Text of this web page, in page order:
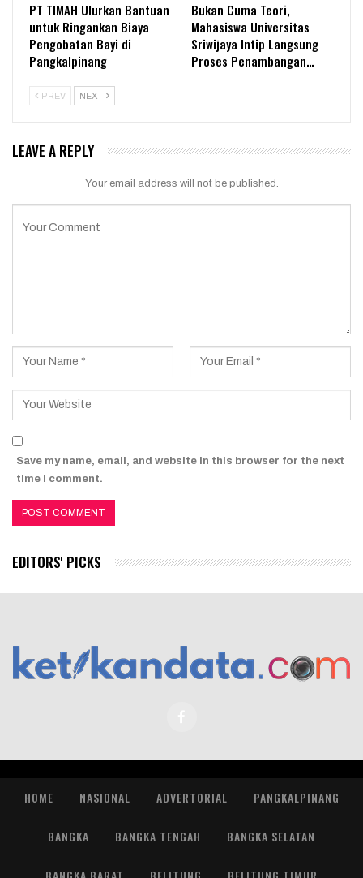
PT TIMAH Ulurkan Bantuan
untuk Ringankan Biaya
Pengobatan Bayi di
Pangkalpinang
Bukan Cuma Teori,
Mahasiswa Universitas
Sriwijaya Intip Langsung
Proses Penambangan…
PREV NEXT
LEAVE A REPLY
Your email address will not be published.
Save my name, email, and website in this browser for the next
time I comment.
EDITORS' PICKS
HOME NASIONAL ADVERTORIAL PANGKALPINANG
BANGKA BANGKA TENGAH BANGKA SELATAN